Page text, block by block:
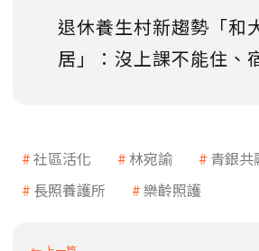
退休養生村新趨勢「和
居」：沒上課不能住、
社區活化 林宛諭 青銀共
長照養護所
樂齡照護